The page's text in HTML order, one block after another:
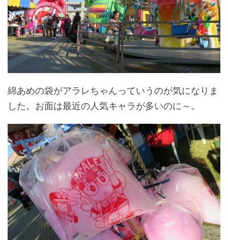
綿あめの袋がアラレちゃんっていうのが気になりま
した。お面は最近の人気キャラが多いのに～。